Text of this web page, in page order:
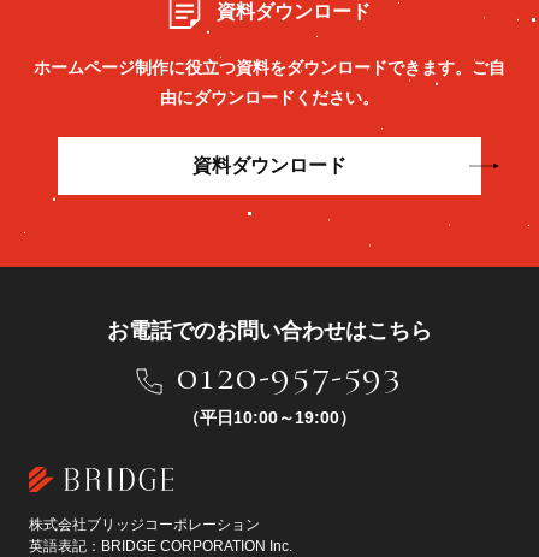
資料ダウンロード
ホームページ制作に役立つ資料をダウンロードできます。 ご自
由にダウンロードください。
資料ダウンロード
お電話でのお問い合わせはこちら
0120-957-593
（平日10:00～19:00）
株式会社ブリッジコーポレーション
英語表記：BRIDGE CORPORATION Inc.